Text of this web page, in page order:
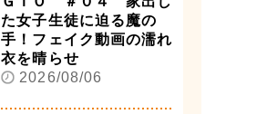
た女子生徒に迫る魔の
手！フェイク動画の濡れ
衣を晴らせ
2026/08/06